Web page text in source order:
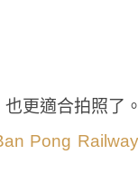
更適合拍照了。